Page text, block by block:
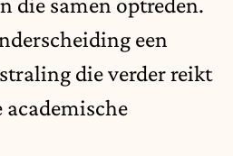
een
die verder reikt
academische